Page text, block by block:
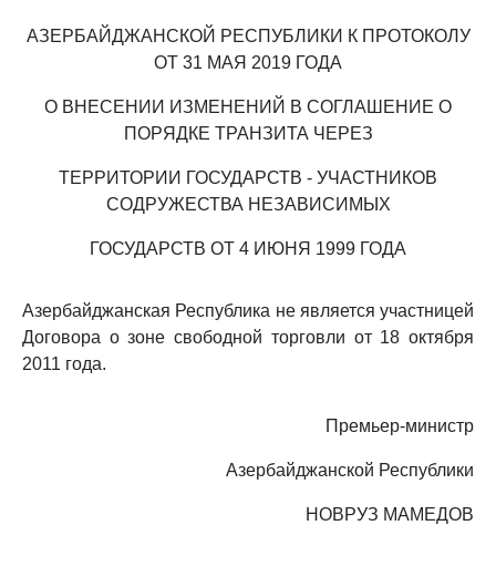
АЗЕРБАЙДЖАНСКОЙ РЕСПУБЛИКИ К ПРОТОКОЛУ
ОТ 31 МАЯ 2019 ГОДА
О ВНЕСЕНИИ ИЗМЕНЕНИЙ В СОГЛАШЕНИЕ О
ПОРЯДКЕ ТРАНЗИТА ЧЕРЕЗ
ТЕРРИТОРИИ ГОСУДАРСТВ - УЧАСТНИКОВ
СОДРУЖЕСТВА НЕЗАВИСИМЫХ
ГОСУДАРСТВ ОТ 4 ИЮНЯ 1999 ГОДА
Азербайджанская Республика не является участницей
Договора о зоне свободной торговли от 18 октября
2011 года.
Премьер-министр
Азербайджанской Республики
НОВРУЗ МАМЕДОВ